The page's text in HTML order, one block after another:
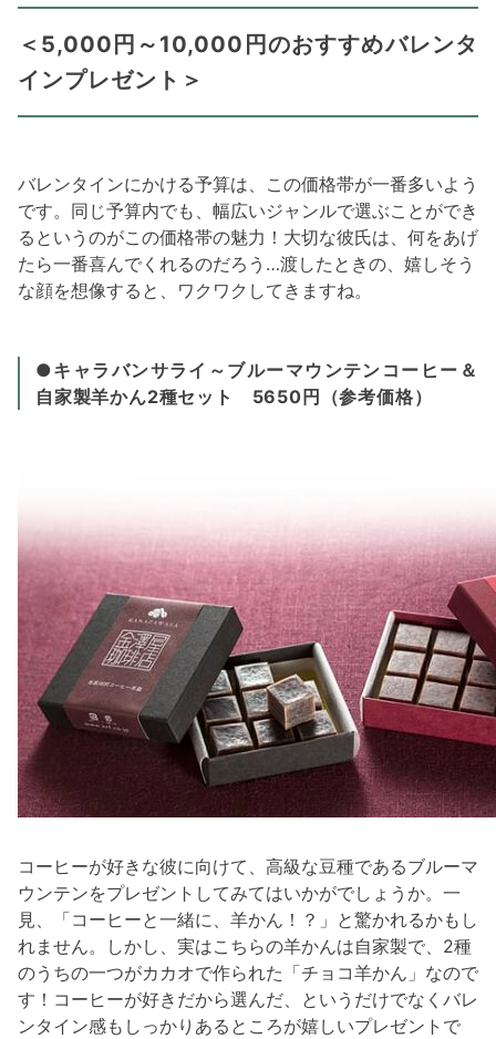
＜5,000円～10,000円のおすすめバレンタ
インプレゼント＞
バレンタインにかける予算は、この価格帯が一番多いよう
です。同じ予算内でも、幅広いジャンルで選ぶことができ
るというのがこの価格帯の魅力！大切な彼氏は、何をあげ
たら一番喜んでくれるのだろう…渡したときの、嬉しそう
な顔を想像すると、ワクワクしてきますね。
●キャラバンサライ～ブルーマウンテンコーヒー＆
自家製羊かん2種セット 5650円（参考価格）
コーヒーが好きな彼に向けて、高級な豆種であるブルーマ
ウンテンをプレゼントしてみてはいかがでしょうか。一
見、「コーヒーと一緒に、羊かん！？」と驚かれるかもし
れません。しかし、実はこちらの羊かんは自家製で、2種
のうちの一つがカカオで作られた「チョコ羊かん」なので
す！コーヒーが好きだから選んだ、というだけでなくバレ
ンタイン感もしっかりあるところが嬉しいプレゼントで